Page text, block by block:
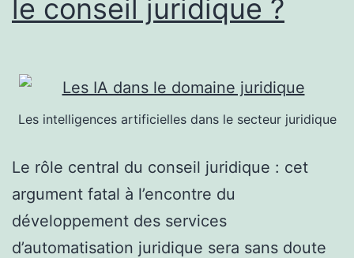
le conseil juridique ?
Les intelligences artificielles dans le secteur juridique
Le rôle central du conseil juridique : cet
argument fatal à l’encontre du
développement des services
d’automatisation juridique sera sans doute